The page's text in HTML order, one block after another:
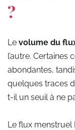
?
Le volume du
l’autre. Certaines
abondantes,
quelques traces
t-il un seuil à ne
Le flux menstruel